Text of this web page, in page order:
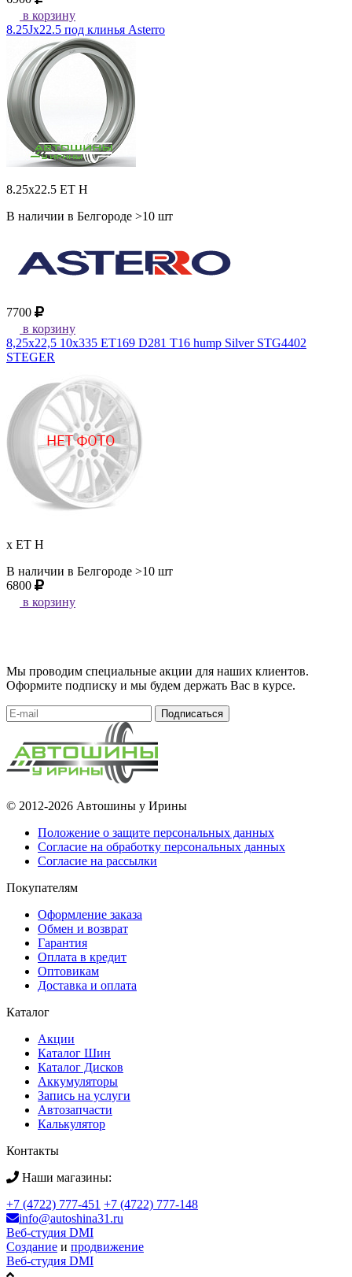
в корзину
8.25Jx22.5 под клинья Asterro
8.25x22.5 ET H
В наличии в Белгороде >10 шт
7700
в корзину
8,25x22,5 10x335 ET169 D281 T16 hump Silver STG4402
STEGER
x ET H
В наличии в Белгороде >10 шт
6800
в корзину
Мы проводим специальные акции для наших клиентов.
Оформите подписку и мы будем держать Вас в курсе.
Подписаться
© 2012-2026 Автошины у Ирины
Положение о защите персональных данных
Согласие на обработку персональных данных
Согласие на рассылки
Покупателям
Оформление заказа
Обмен и возврат
Гарантия
Оплата в кредит
Оптовикам
Доставка и оплата
Каталог
Акции
Каталог Шин
Каталог Дисков
Аккумуляторы
Запись на услуги
Автозапчасти
Калькулятор
Контакты
Наши магазины:
+7 (4722) 777-451 +7 (4722) 777-148
info@autoshina31.ru
Веб-студия DMI
Создание и продвижение
Веб-студия DMI